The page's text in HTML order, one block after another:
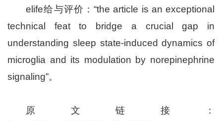
elife给与评价：“the article is an exceptional
technical feat to bridge a crucial gap in
understanding sleep state-induced dynamics of
microglia and its modulation by norepinephrine
signaling”。
原文链接：